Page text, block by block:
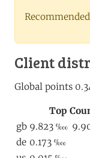
Client